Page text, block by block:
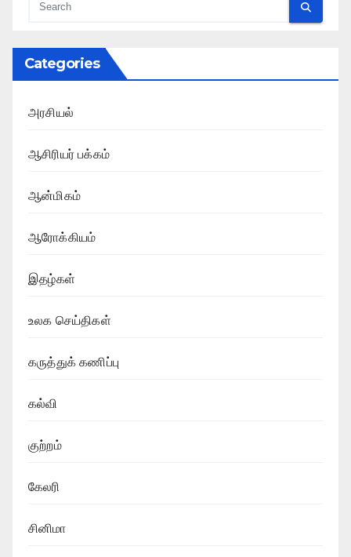
Categories
அரசியல்
ஆசிரியர் பக்கம்
ஆன்மிகம்
ஆரோக்கியம்
இதழ்கள்
உலக செய்திகள்
கருத்துக் கணிப்பு
கல்வி
குற்றம்
கேலரி
சினிமா